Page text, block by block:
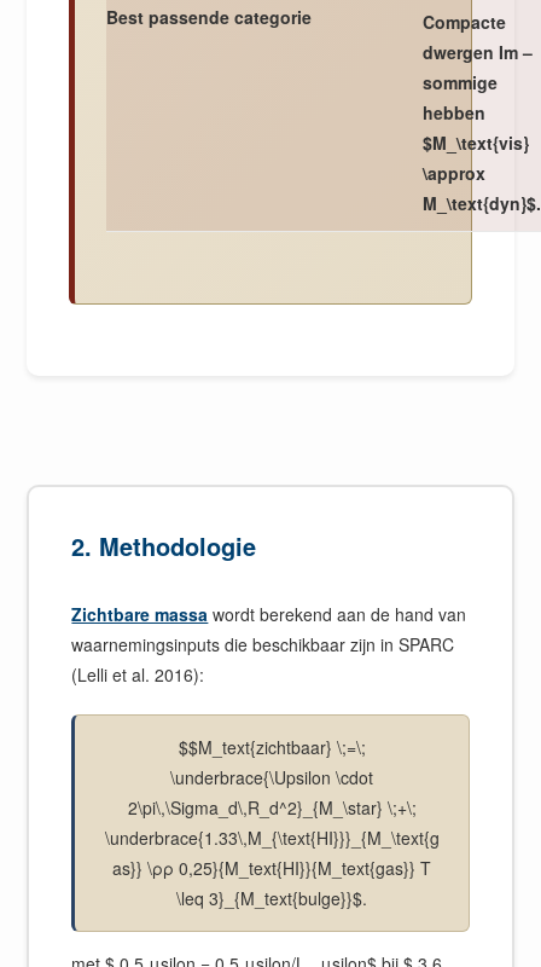
Best passende categorie
Compacte
dwergen Im –
sommige
hebben
$M_\text{vis}
\approx
M_\text{dyn}$.
2. Methodologie
Zichtbare massa wordt berekend aan de hand van
waarnemingsinputs die beschikbaar zijn in SPARC
(Lelli et al. 2016):
$$M_text{zichtbaar} \;=\;
\underbrace{\Upsilon \cdot
2\pi\,\Sigma_d\,R_d^2}_{M_\star} \;+\;
\underbrace{1.33\,M_{\text{HI}}}_{M_\text{g
as}} \ρρ 0,25}{M_text{HI}}{M_text{gas}} T
\leq 3}_{M_text{bulge}}$.